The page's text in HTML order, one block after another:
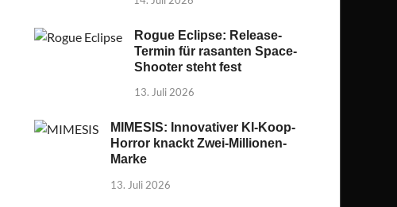
Rogue Eclipse: Release-
Termin für rasanten Space-
Shooter steht fest
13. Juli 2026
MIMESIS: Innovativer KI-Koop-
Horror knackt Zwei-Millionen-
Marke
13. Juli 2026